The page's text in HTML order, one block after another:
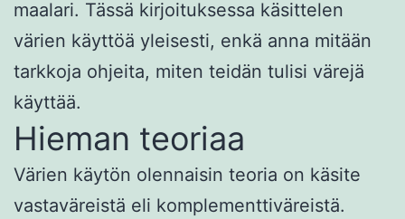
maalari. Tässä kirjoituksessa käsittelen
värien käyttöä yleisesti, enkä anna mitään
tarkkoja ohjeita, miten teidän tulisi värejä
käyttää.
Hieman teoriaa
Värien käytön olennaisin teoria on käsite
vastaväreistä eli komplementtiväreistä.